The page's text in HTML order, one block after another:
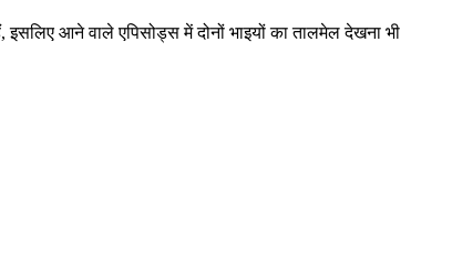
आने वाले एपिसोड्स में दोनों भाइयों का तालमेल देखना भी